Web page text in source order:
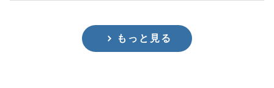
もっと見る